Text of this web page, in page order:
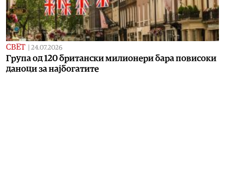
СВЕТ 24.07.2026
Група од 120 британски милионери бара повисоки
даноци за најбогатите